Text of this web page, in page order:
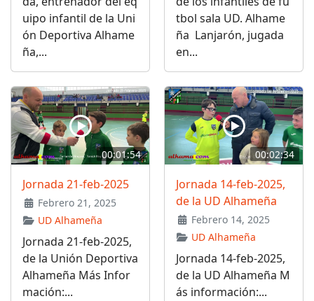
uipo infantil de la Uni
ón Deportiva Alhame
ña,...
tbol sala UD. Alhame
ña Lanjarón, jugada
en...
00:01:54
Jornada 21-feb-2025
Febrero 21, 2025
UD Alhameña
Jornada 21-feb-2025,
de la Unión Deportiva
Alhameña Más Infor
mación:...
00:02:34
Jornada 14-feb-2025,
de la UD Alhameña
Febrero 14, 2025
UD Alhameña
Jornada 14-feb-2025,
de la UD Alhameña M
ás información:...